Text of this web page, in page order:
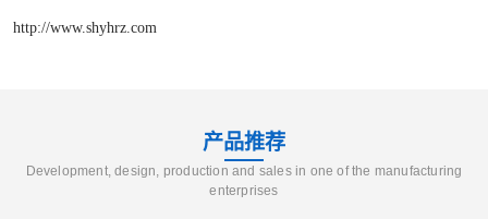
http://www.shyhrz.com
产品推荐
Development, design, production and sales in one of the manufacturing
enterprises